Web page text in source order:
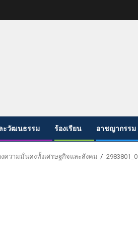
ะวัฒนธรรม ร้องเรียน อาชญากรรม
ความมั่นคงทั้งเศรษฐกิจและสังคม 2983801_0